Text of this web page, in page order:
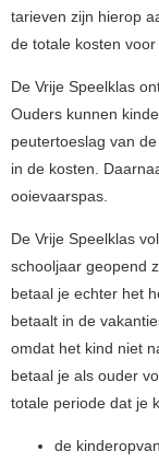
tarieven zijn hierop
de totale kosten voor
De Vrije Speelklas
Ouders kunnen
peutertoeslag van
in de kosten.
ooievaarspas.
De Vrije Speelklas
schooljaar geopend
betaal je echter het
betaalt in de
omdat het kind niet
betaal je als ouder
totale periode dat je
de